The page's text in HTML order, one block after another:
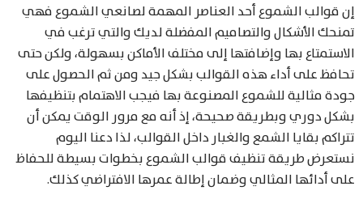
إن قوالب الشموع أحد العناصر المهمة لصانعي الشموع فهي
تمنحك الأشكال والتصاميم المفضلة لديك والتي ترغب في
الاستمتاع بها وإضافتها إلى مختلف الأماكن بسهولة، ولكن حتى
تحافظ على أداء هذه القوالب بشكل جيد ومن ثم الحصول على
جودة مثالية للشموع المصنوعة بها فيجب الاهتمام بتنظيفها
بشكل دوري وبطريقة صحيحة، إذ أنه مع مرور الوقت يمكن أن
تتراكم بقايا الشمع والغبار داخل القوالب، لذا دعنا اليوم
نستعرض طريقة تنظيف قوالب الشموع بخطوات بسيطة للحفاظ
على أدائها المثالي وضمان إطالة عمرها الافتراضي كذلك.